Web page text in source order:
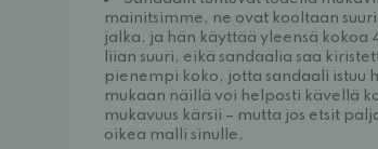
mainitsimme, ne ovat kooltaan
jalka, ja hän käyttää yleensä kokoa
liian suuri, eikä sandaalia saa
pienempi koko, jotta sandaali istuu
mukaan näillä voi helposti kävellä
mukavuus kärsii – mutta jos etsit
oikea malli sinulle.